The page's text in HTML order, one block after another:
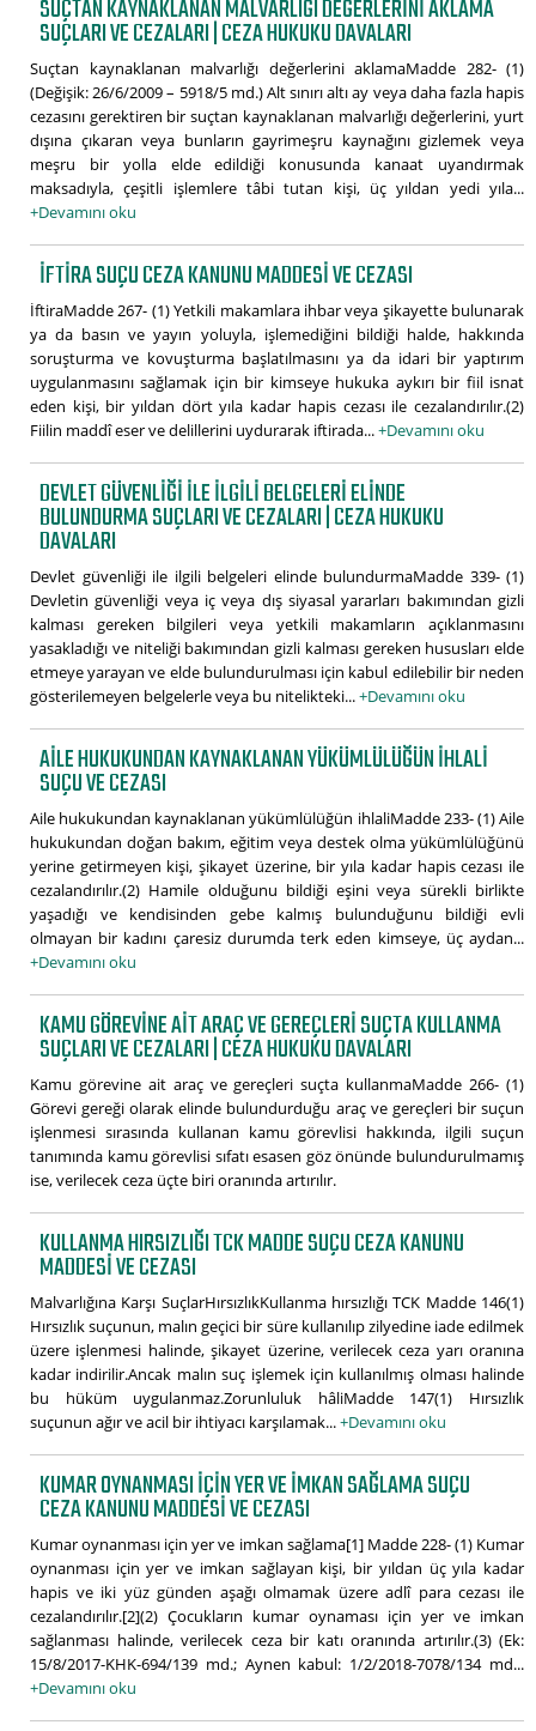
SUÇTAN KAYNAKLANAN MALVARLIĞI DEĞERLERINI AKLAMA
SUÇLARI VE CEZALARI | CEZA HUKUKU DAVALARI
Suçtan kaynaklanan malvarlığı değerlerini aklamaMadde 282- (1)
(Değişik: 26/6/2009 – 5918/5 md.) Alt sınırı altı ay veya daha fazla hapis
cezasını gerektiren bir suçtan kaynaklanan malvarlığı değerlerini, yurt
dışına çıkaran veya bunların gayrimeşru kaynağını gizlemek veya
meşru bir yolla elde edildiği konusunda kanaat uyandırmak
maksadıyla, çeşitli işlemlere tâbi tutan kişi, üç yıldan yedi yıla...
+Devamını oku
İFTIRA SUÇU CEZA KANUNU MADDESI VE CEZASI
İftiraMadde 267- (1) Yetkili makamlara ihbar veya şikayette bulunarak
ya da basın ve yayın yoluyla, işlemediğini bildiği halde, hakkında
soruşturma ve kovuşturma başlatılmasını ya da idari bir yaptırım
uygulanmasını sağlamak için bir kimseye hukuka aykırı bir fiil isnat
eden kişi, bir yıldan dört yıla kadar hapis cezası ile cezalandırılır.(2)
Fiilin maddî eser ve delillerini uydurarak iftirada...+Devamını oku
DEVLET GÜVENLIĞI ILE ILGILI BELGELERI ELINDE
BULUNDURMA SUÇLARI VE CEZALARI | CEZA HUKUKU
DAVALARI
Devlet güvenliği ile ilgili belgeleri elinde bulundurmaMadde 339- (1)
Devletin güvenliği veya iç veya dış siyasal yararları bakımından gizli
kalması gereken bilgileri veya yetkili makamların açıklanmasını
yasakladığı ve niteliği bakımından gizli kalması gereken hususları elde
etmeye yarayan ve elde bulundurulması için kabul edilebilir bir neden
gösterilemeyen belgelerle veya bu nitelikteki...+Devamını oku
AILE HUKUKUNDAN KAYNAKLANAN YÜKÜMLÜLÜĞÜN IHLALI
SUÇU VE CEZASI
Aile hukukundan kaynaklanan yükümlülüğün ihlaliMadde 233- (1) Aile
hukukundan doğan bakım, eğitim veya destek olma yükümlülüğünü
yerine getirmeyen kişi, şikayet üzerine, bir yıla kadar hapis cezası ile
cezalandırılır.(2) Hamile olduğunu bildiği eşini veya sürekli birlikte
yaşadığı ve kendisinden gebe kalmış bulunduğunu bildiği evli
olmayan bir kadını çaresiz durumda terk eden kimseye, üç aydan...
+Devamını oku
KAMU GÖREVINE AIT ARAÇ VE GEREÇLERI SUÇTA KULLANMA
SUÇLARI VE CEZALARI | CEZA HUKUKU DAVALARI
Kamu görevine ait araç ve gereçleri suçta kullanmaMadde 266- (1)
Görevi gereği olarak elinde bulundurduğu araç ve gereçleri bir suçun
işlenmesi sırasında kullanan kamu görevlisi hakkında, ilgili suçun
tanımında kamu görevlisi sıfatı esasen göz önünde bulundurulmamış
ise, verilecek ceza üçte biri oranında artırılır.
KULLANMA HIRSIZLIĞI TCK MADDE SUÇU CEZA KANUNU
MADDESI VE CEZASI
Malvarlığına Karşı SuçlarHırsızlıkKullanma hırsızlığı TCK Madde 146(1)
Hırsızlık suçunun, malın geçici bir süre kullanılıp zilyedine iade edilmek
üzere işlenmesi halinde, şikayet üzerine, verilecek ceza yarı oranına
kadar indirilir.Ancak malın suç işlemek için kullanılmış olması halinde
bu hüküm uygulanmaz.Zorunluluk hâliMadde 147(1) Hırsızlık
suçunun ağır ve acil bir ihtiyacı karşılamak...+Devamını oku
KUMAR OYNANMASI IÇIN YER VE IMKAN SAĞLAMA SUÇU
CEZA KANUNU MADDESI VE CEZASI
Kumar oynanması için yer ve imkan sağlama[1] Madde 228- (1) Kumar
oynanması için yer ve imkan sağlayan kişi, bir yıldan üç yıla kadar
hapis ve iki yüz günden aşağı olmamak üzere adlî para cezası ile
cezalandırılır.[2](2) Çocukların kumar oynaması için yer ve imkan
sağlanması halinde, verilecek ceza bir katı oranında artırılır.(3) (Ek:
15/8/2017-KHK-694/139 md.; Aynen kabul: 1/2/2018-7078/134 md...
+Devamını oku